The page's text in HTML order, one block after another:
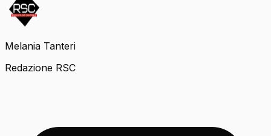
Melania Tanteri
Redazione RSC